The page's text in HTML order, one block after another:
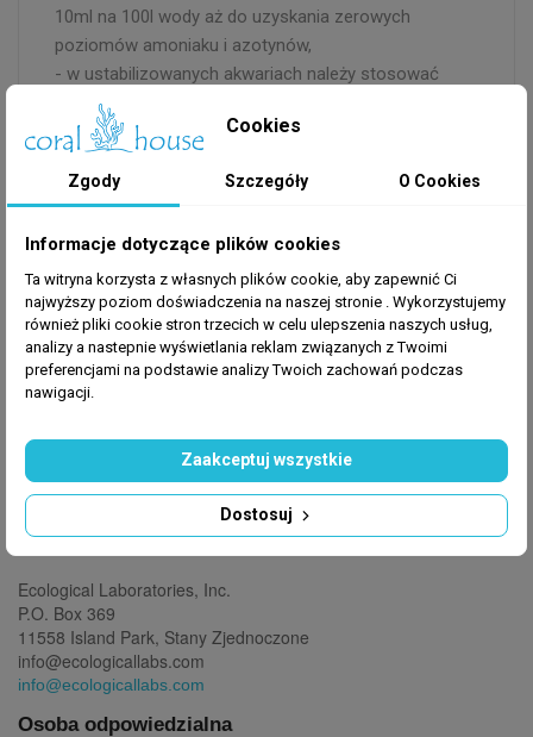
10ml na 100l wody aż do uzyskania zerowych
poziomów amoniaku i azotynów,
- w ustabilizowanych akwariach należy stosować
10ml na 100l wody po każdej podmianie wody oraz po
wpuszczeniu nowych ryb do zbiornika,
* w celu uzyskaniu efektów w jeszcze krótszym
czasie zaleca się zwiększenie dawki o 25-50%,
GPSR
Producent: Microbe-Lift
Producent
Ecological Laboratories, Inc.
P.O. Box 369
11558 Island Park, Stany Zjednoczone
info@ecologicallabs.com
info@ecologicallabs.com
Osoba odpowiedzialna
Cookies
Zgody Szczegóły O Cookies
Informacje dotyczące plików cookies
Ta witryna korzysta z własnych plików cookie, aby zapewnić Ci
najwyższy poziom doświadczenia na naszej stronie . Wykorzystujemy
również pliki cookie stron trzecich w celu ulepszenia naszych usług,
analizy a nastepnie wyświetlania reklam związanych z Twoimi
preferencjami na podstawie analizy Twoich zachowań podczas
nawigacji.
Dostosuj
Zaakceptuj wszystkie